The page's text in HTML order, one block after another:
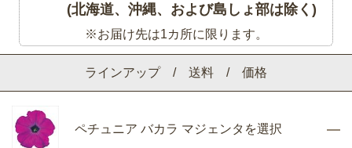
ラインアップ / 送料 / 価格
ペチュニア バカラ マジェンタを選択
(北海道、沖縄、および島しょ部は除く)
※お届け先は1カ所に限ります。